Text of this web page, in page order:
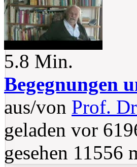
5.8 Min.
Begegnungen
aus/von Prof.
geladen vor
gesehen 11556